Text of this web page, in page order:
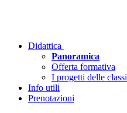
Didattica
Panoramica
Offerta formativa
I progetti delle classi
Info utili
Prenotazioni